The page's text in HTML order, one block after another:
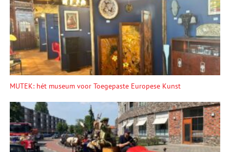
MUTEK: hét museum voor Toegepaste Europese Kunst